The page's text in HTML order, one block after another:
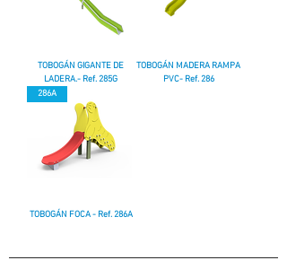
TOBOGÁN GIGANTE DE
LADERA.- Ref. 285G
TOBOGÁN MADERA RAMPA
PVC- Ref. 286
286A
TOBOGÁN FOCA - Ref. 286A